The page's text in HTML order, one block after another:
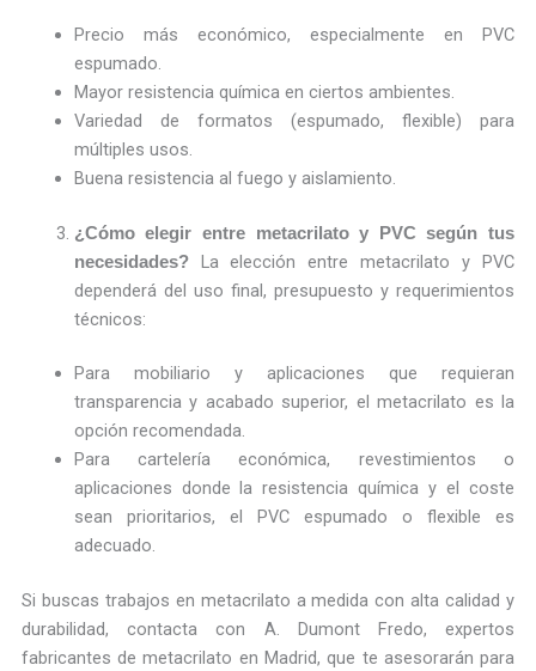
Precio más económico, especialmente en PVC
espumado.
Mayor resistencia química en ciertos ambientes.
Variedad de formatos (espumado, flexible) para
múltiples usos.
Buena resistencia al fuego y aislamiento.
¿Cómo elegir entre metacrilato y PVC según tus
necesidades? La elección entre metacrilato y PVC
dependerá del uso final, presupuesto y requerimientos
técnicos:
Para mobiliario y aplicaciones que requieran
transparencia y acabado superior, el metacrilato es la
opción recomendada.
Para cartelería económica, revestimientos o
aplicaciones donde la resistencia química y el coste
sean prioritarios, el PVC espumado o flexible es
adecuado.
Si buscas trabajos en metacrilato a medida con alta calidad y
durabilidad, contacta con A. Dumont Fredo, expertos
fabricantes de metacrilato en Madrid, que te asesorarán para